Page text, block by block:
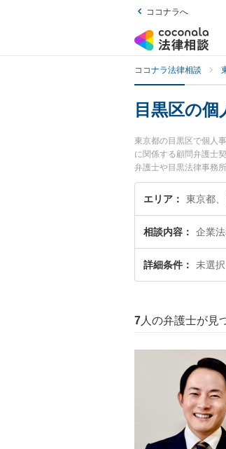
ココナラへ
ココナラ法律相談
目黒区の
東京都の目黒区で個人
に関係する顧問弁護士
弁護士や目黒法律事務
夜間に発生した個人事
回相談無料で個人事業
エリア 東京都
相談内容 企業
詳細条件 未選択
7 人の弁護士が見